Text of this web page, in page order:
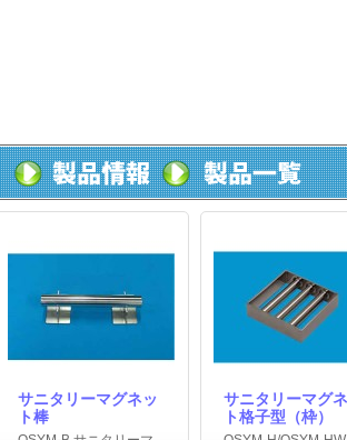
サニタリーマグネッ
ト棒
サニタリーマグ
ト格子型（枠）